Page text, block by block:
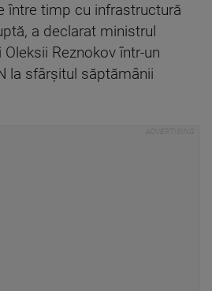
între timp cu infrastructură
a declarat ministrul
Reznokov într-un
la sfârşitul săptămânii